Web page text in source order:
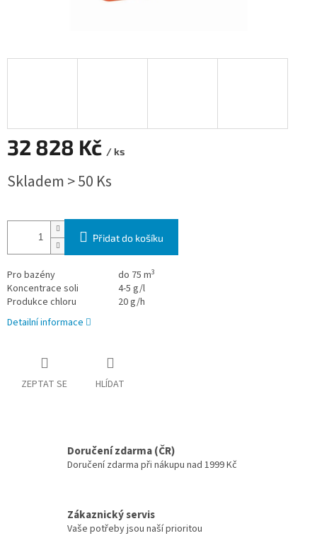
32 828 Kč / ks
Skladem > 50 Ks
Přidat do košíku
Pro bazény do 75 m3
Koncentrace soli
4-5 g/l
Produkce chloru
20 g/h
Detailní informace
ZEPTAT SE HLÍDAT
Doručení zdarma (ČR)
Doručení zdarma při nákupu nad 1999 Kč
Zákaznický servis
Vaše potřeby jsou naší prioritou